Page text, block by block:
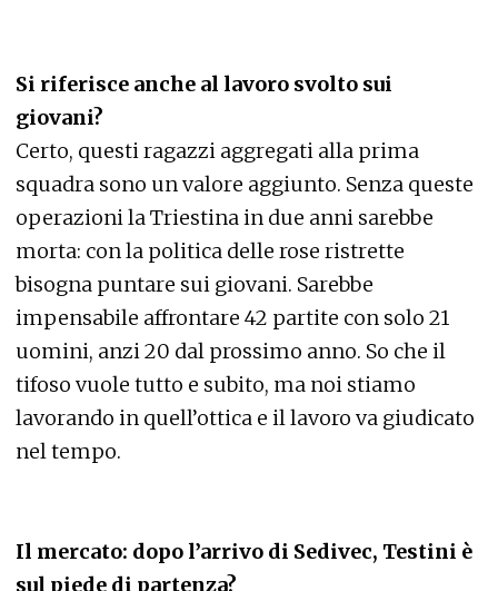
Si riferisce anche al lavoro svolto sui
giovani?
Certo, questi ragazzi aggregati alla prima
squadra sono un valore aggiunto. Senza queste
operazioni la Triestina in due anni sarebbe
morta: con la politica delle rose ristrette
bisogna puntare sui giovani. Sarebbe
impensabile affrontare 42 partite con solo 21
uomini, anzi 20 dal prossimo anno. So che il
tifoso vuole tutto e subito, ma noi stiamo
lavorando in quell’ottica e il lavoro va giudicato
nel tempo.
Il mercato: dopo l’arrivo di Sedivec, Testini è
sul piede di partenza?